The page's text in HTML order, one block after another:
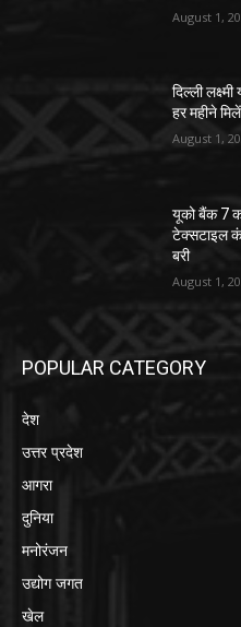
August 1,
दिल्ली
हर महीने
August 1,
यूको बैंक 7
टेक्सटाइल
बरी
August 1,
POPULAR CATEGORY
देश
उत्तर प्रदेश
आगरा
दुनिया
मनोरंजन
उद्योग जगत
खेल